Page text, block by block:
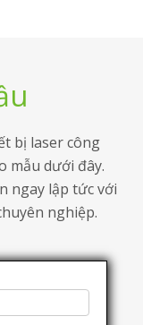
bị laser công
mẫu dưới đây.
ngay lập tức với
nghiệp.